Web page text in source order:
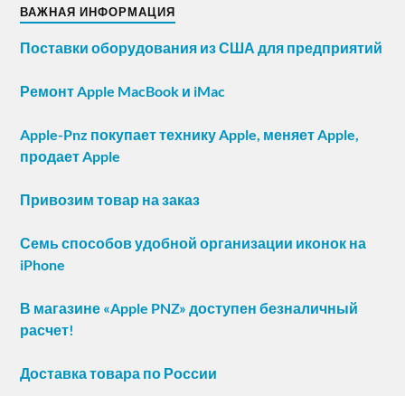
ВАЖНАЯ ИНФОРМАЦИЯ
Поставки оборудования из США для предприятий
Ремонт Apple MacBook и iMac
Apple-Pnz покупает технику Apple, меняет Apple,
продает Apple
Привозим товар на заказ
Семь способов удобной организации иконок на
iPhone
В магазине «Apple PNZ» доступен безналичный
расчет!
Доставка товара по России